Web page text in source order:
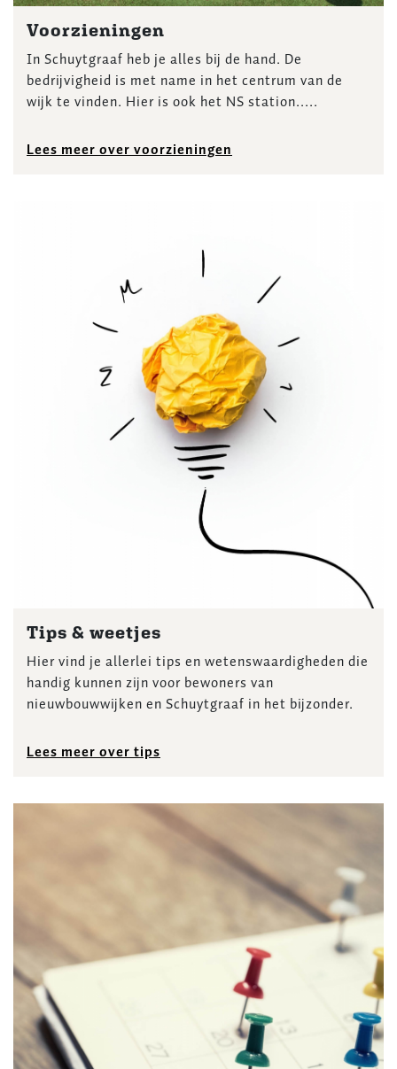
Voorzieningen
In Schuytgraaf heb je alles bij de hand. De
bedrijvigheid is met name in het centrum van de
wijk te vinden. Hier is ook het NS station.....
Lees meer over voorzieningen
Tips & weetjes
Hier vind je allerlei tips en wetenswaardigheden die
handig kunnen zijn voor bewoners van
nieuwbouwwijken en Schuytgraaf in het bijzonder.
Lees meer over tips